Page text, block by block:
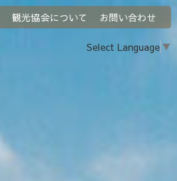
観光協会について お問い合わせ
Select Language ▼